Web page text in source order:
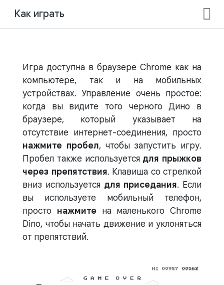
Как играть
Игра доступна в браузере Chrome как на
компьютере, так и на мобильных
устройствах. Управление очень простое:
когда вы видите того черного Дино в
браузере, который указывает на
отсутствие интернет-соединения, просто
нажмите пробел, чтобы запустить игру.
Пробел также используется для прыжков
через препятствия. Клавиша со стрелкой
вниз используется для приседания. Если
вы используете мобильный телефон,
просто нажмите на маленького Chrome
Dino, чтобы начать движение и уклоняться
от препятствий.